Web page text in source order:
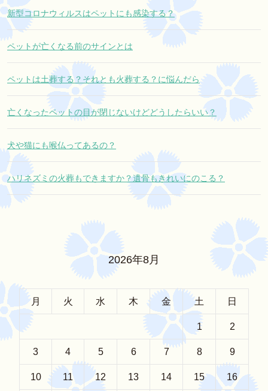
新型コロナウィルスはペットにも感染する？
ペットが亡くなる前のサインとは
ペットは土葬する？それとも火葬する？に悩んだら
亡くなったペットの目が閉じないけどどうしたらいい？
犬や猫にも喉仏ってあるの？
ハリネズミの火葬もできますか？遺骨もきれいにのこる？
2026年8月
月 火 水 木 金 土 日
1 2
3 4 5 6 7 8 9
10 11 12 13 14 15 16